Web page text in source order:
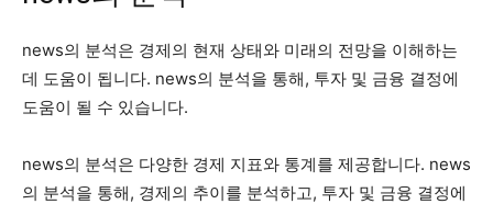
news의 분석은 경제의 현재 상태와 미래의 전망을 이해하는
데 도움이 됩니다. news의 분석을 통해, 투자 및 금융 결정에
도움이 될 수 있습니다.
news의 분석은 다양한 경제 지표와 통계를 제공합니다. news
의 분석을 통해, 경제의 추이를 분석하고, 투자 및 금융 결정에